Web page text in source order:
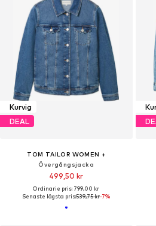
Kurvig
DEAL
TOM TAILOR WOMEN +
Övergångsjacka
499,50 kr
Ordinarie pris: 799,00 kr
Senaste lägsta pris:539,75 kr-7%